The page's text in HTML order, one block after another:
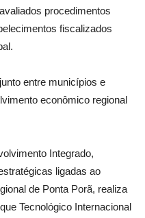
procedimentos
fiscalizados
entre municípios e
econômico regional
Integrado,
ligadas ao
de Ponta Porã, realiza
Tecnológico Internacional